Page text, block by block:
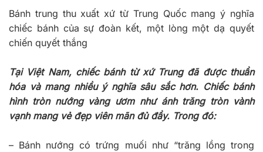
Bánh trung thu xuất xứ từ Trung Quốc mang ý nghĩa
chiếc bánh của sự đoàn kết, một lòng một dạ quyết
chiến quyết thắng
Tại Việt Nam, chiếc bánh từ xứ Trung đã được thuần
hóa và mang nhiều ý nghĩa sâu sắc hơn. Chiếc bánh
hình tròn nướng vàng ươm như ánh trăng tròn vành
vạnh mang vẻ đẹp viên mãn đủ đầy. Trong đó:
– Bánh nướng có trứng muối như “trăng lồng trong